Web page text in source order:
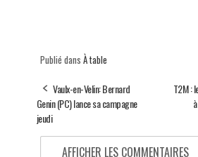
Publié dans À table
Vaulx-en-Velin: Bernard
Genin (PC) lance sa campagne
jeudi
T2M :
AFFICHER LES COMMENTAIRES